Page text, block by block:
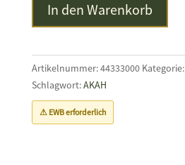
8,5x63
Menge
In den Warenkorb
Artikelnummer:44333000 Kategorie:
Schlagwort:AKAH
⚠ EWB erforderlich